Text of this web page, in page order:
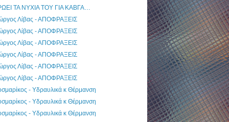
ΤΑ ΝΥΧΙΑ ΤΟΥ ΓΙΑ ΚΑΒΓΑ…
Λίβας - ΑΠΟΦΡΑΞΕΙΣ
Λίβας - ΑΠΟΦΡΑΞΕΙΣ
Λίβας - ΑΠΟΦΡΑΞΕΙΣ
Λίβας - ΑΠΟΦΡΑΞΕΙΣ
Λίβας - ΑΠΟΦΡΑΞΕΙΣ
Λίβας - ΑΠΟΦΡΑΞΕΙΣ
- Υδραυλικά κ Θέρμανση
- Υδραυλικά κ Θέρμανση
- Υδραυλικά κ Θέρμανση